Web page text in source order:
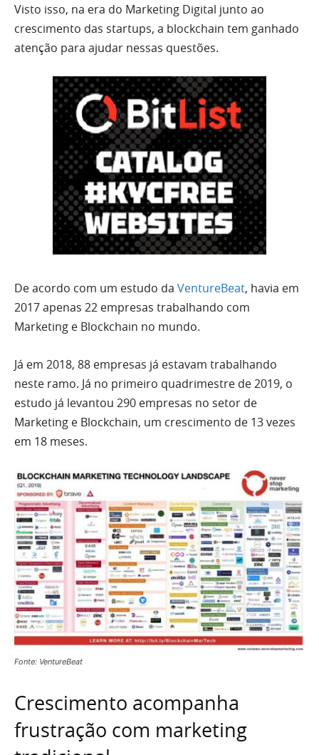
Visto isso, na era do Marketing Digital junto ao
crescimento das startups, a blockchain tem ganhado
atenção para ajudar nessas questões.
De acordo com um estudo da VentureBeat, havia em
2017 apenas 22 empresas trabalhando com
Marketing e Blockchain no mundo.
Já em 2018, 88 empresas já estavam trabalhando
neste ramo. Já no primeiro quadrimestre de 2019, o
estudo já levantou 290 empresas no setor de
Marketing e Blockchain, um crescimento de 13 vezes
em 18 meses.
Fonte: VentureBeat
Crescimento acompanha
frustração com marketing